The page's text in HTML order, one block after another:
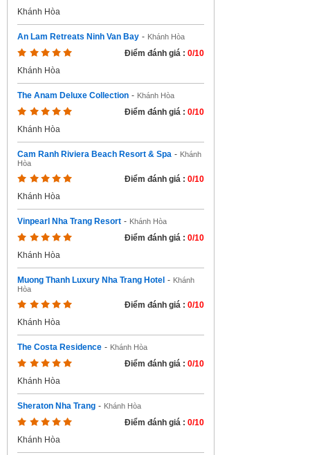
Khánh Hòa
An Lam Retreats Ninh Van Bay - Khánh Hòa
Điểm đánh giá : 0/10
Khánh Hòa
The Anam Deluxe Collection - Khánh Hòa
Điểm đánh giá : 0/10
Khánh Hòa
Cam Ranh Riviera Beach Resort & Spa - Khánh
Hòa
Điểm đánh giá : 0/10
Khánh Hòa
Vinpearl Nha Trang Resort - Khánh Hòa
Điểm đánh giá : 0/10
Khánh Hòa
Muong Thanh Luxury Nha Trang Hotel - Khánh
Hòa
Điểm đánh giá : 0/10
Khánh Hòa
The Costa Residence - Khánh Hòa
Điểm đánh giá : 0/10
Khánh Hòa
Sheraton Nha Trang - Khánh Hòa
Điểm đánh giá : 0/10
Khánh Hòa